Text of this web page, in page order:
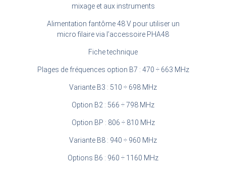
mixage et aux instruments
Alimentation fantôme 48 V pour utiliser un
micro filaire via l’accessoire PHA48
Fiche technique
Plages de fréquences option B7 : 470 ÷ 663 MHz
Variante B3 : 510 ÷ 698 MHz
Option B2 : 566 ÷ 798 MHz
Option BP : 806 ÷ 810 MHz
Variante B8 : 940 ÷ 960 MHz
Options B6 : 960 ÷ 1160 MHz